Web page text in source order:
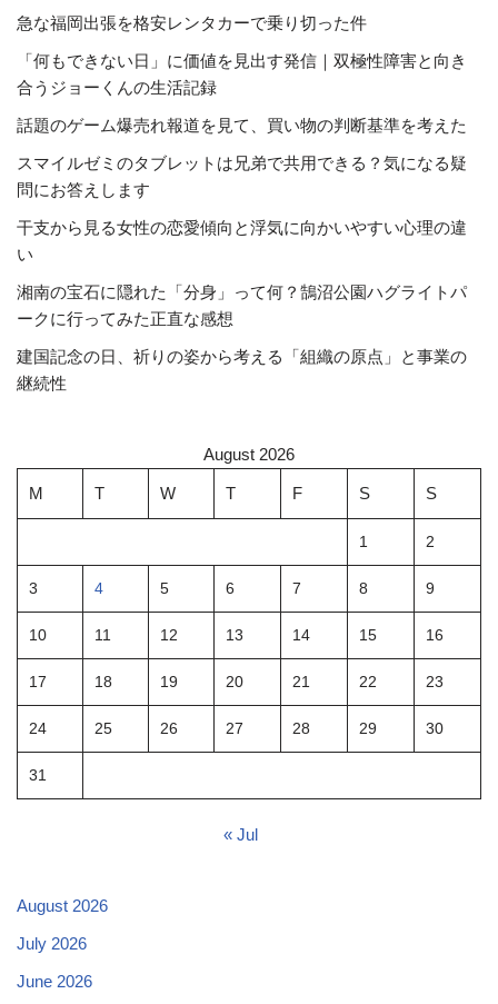
急な福岡出張を格安レンタカーで乗り切った件
「何もできない日」に価値を見出す発信｜双極性障害と向き
合うジョーくんの生活記録
話題のゲーム爆売れ報道を見て、買い物の判断基準を考えた
スマイルゼミのタブレットは兄弟で共用できる？気になる疑
問にお答えします
干支から見る女性の恋愛傾向と浮気に向かいやすい心理の違
い
湘南の宝石に隠れた「分身」って何？鵠沼公園ハグライトパ
ークに行ってみた正直な感想
建国記念の日、祈りの姿から考える「組織の原点」と事業の
継続性
August 2026
M T W T F S S
1 2
3 4 5 6 7 8 9
10 11 12 13 14 15 16
17 18 19 20 21 22 23
24 25 26 27 28 29 30
31
« Jul
August 2026
July 2026
June 2026